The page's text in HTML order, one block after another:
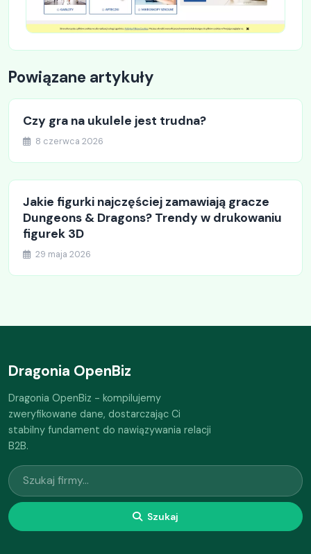
Powiązane artykuły
Czy gra na ukulele jest trudna?
8 czerwca 2026
Jakie figurki najczęściej zamawiają gracze
Dungeons & Dragons? Trendy w drukowaniu
figurek 3D
29 maja 2026
Dragonia OpenBiz
Dragonia OpenBiz - kompilujemy
zweryfikowane dane, dostarczając Ci
stabilny fundament do nawiązywania relacji
B2B.
Szukaj